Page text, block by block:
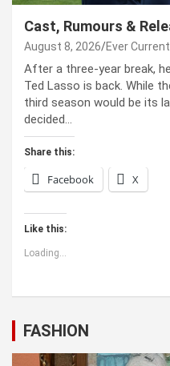
Cast, Rumours &
August 8, 2026 Ever
After a three-year break,
Ted Lasso is back. While
third season would be its
decided…
Share this:
Facebook X
Like this:
Loading...
FASHION